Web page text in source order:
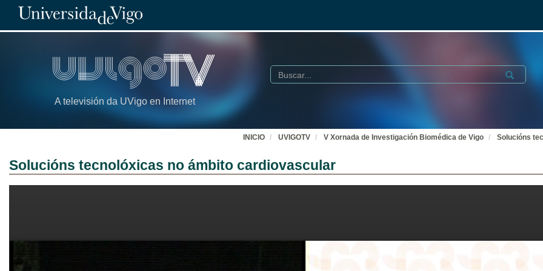
A televisión da UVigo en Internet
Buscar Submit
INICIO UVIGOTV V Xornada de Investigación Biomédica de Vigo Solucións
Solucións tecnolóxicas no ámbito cardiovascular